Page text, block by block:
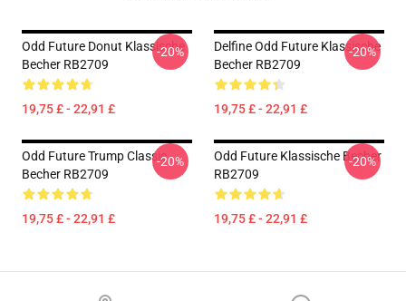
Odd Future Donut Klassische
Becher RB2709
19,75 £ - 22,91 £
-20%
Delfine Odd Future Klassische
Becher RB2709
19,75 £ - 22,91 £
-20%
Odd Future Trump Classic
Becher RB2709
19,75 £ - 22,91 £
-20%
Odd Future Klassische Becher
RB2709
19,75 £ - 22,91 £
-20%